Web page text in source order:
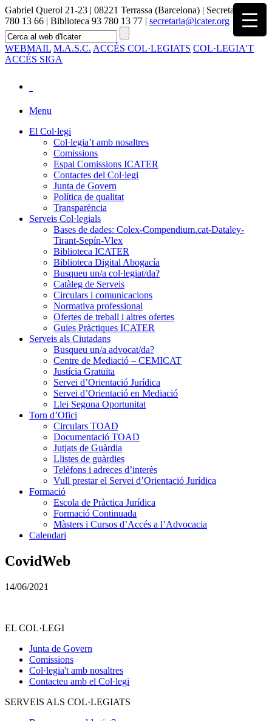
Gabriel Querol 21-23 | 08221 Terrassa (Barcelona) | Secretaria 93
780 13 66 | Biblioteca 93 780 13 77 | secretaria@icater.org
WEBMAIL M.A.S.C. ACCÉS COL·LEGIATS COL·LEGIA'T
ACCÉS SIGA
Menu
El Col·legi
Col·legia’t amb nosaltres
Comissions
Espai Comissions ICATER
Contactes del Col·legi
Junta de Govern
Política de qualitat
Transparència
Serveis Col·legials
Bases de dades: Colex-Compendium.cat-Dataley-
Tirant-Sepín-Vlex
Biblioteca ICATER
Biblioteca Digital Abogacía
Busqueu un/a col·legiat/da?
Catàleg de Serveis
Circulars i comunicacions
Normativa professional
Ofertes de treball i altres ofertes
Guies Pràctiques ICATER
Serveis als Ciutadans
Busqueu un/a advocat/da?
Centre de Mediació – CEMICAT
Justícia Gratuïta
Servei d’Orientació Jurídica
Servei d’Orientació en Mediació
Llei Segona Oportunitat
Torn d’Ofici
Circulars TOAD
Documentació TOAD
Jutjats de Guàrdia
Llistes de guàrdies
Telèfons i adreces d’interès
Vull prestar el Servei d’Orientació Jurídica
Formació
Escola de Pràctica Jurídica
Formació Continuada
Màsters i Cursos d’Accés a l’Advocacia
Calendari
CovidWeb
14/06/2021
EL COL·LEGI
Junta de Govern
Comissions
Col·legia't amb nosaltres
Contacteu amb el Col·legi
SERVEIS ALS COL·LEGIATS